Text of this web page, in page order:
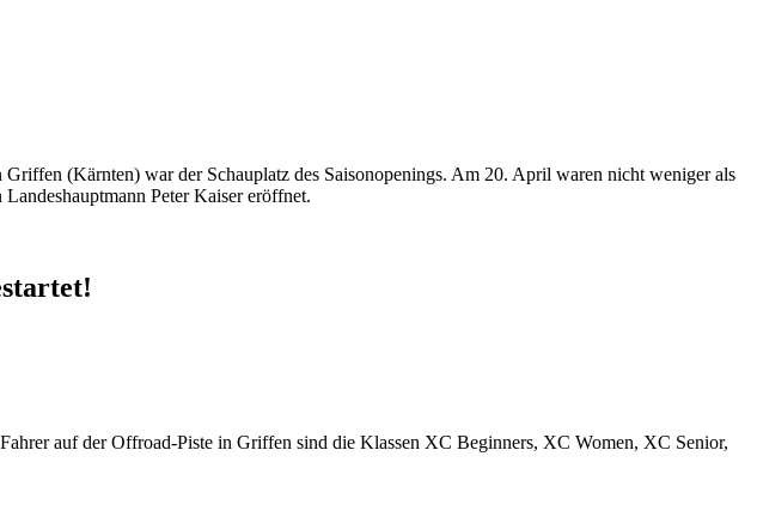
(Kärnten) war der Schauplatz des Saisonopenings. Am 20. April waren nicht weniger als
Peter Kaiser eröffnet.
auf der Offroad-Piste in Griffen sind die Klassen XC Beginners, XC Women, XC Senior,